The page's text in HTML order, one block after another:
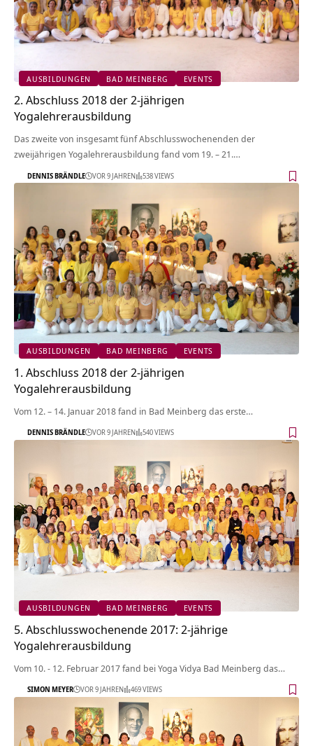
AUSBILDUNGEN BAD MEINBERG EVENTS
2. Abschluss 2018 der 2-jährigen
Yogalehrerausbildung
Das zweite von insgesamt fünf Abschlusswochenenden der
zweijährigen Yogalehrerausbildung fand vom 19. – 21.…
DENNIS BRÄNDLE VOR 9 JAHREN 538 VIEWS
AUSBILDUNGEN BAD MEINBERG EVENTS
1. Abschluss 2018 der 2-jährigen
Yogalehrerausbildung
Vom 12. – 14. Januar 2018 fand in Bad Meinberg das erste…
DENNIS BRÄNDLE VOR 9 JAHREN 540 VIEWS
AUSBILDUNGEN BAD MEINBERG EVENTS
5. Abschlusswochenende 2017: 2-jährige
Yogalehrerausbildung
Vom 10. - 12. Februar 2017 fand bei Yoga Vidya Bad Meinberg das…
SIMON MEYER VOR 9 JAHREN 469 VIEWS